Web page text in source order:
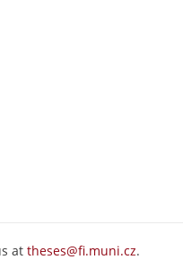
at theses@fi.muni.cz.